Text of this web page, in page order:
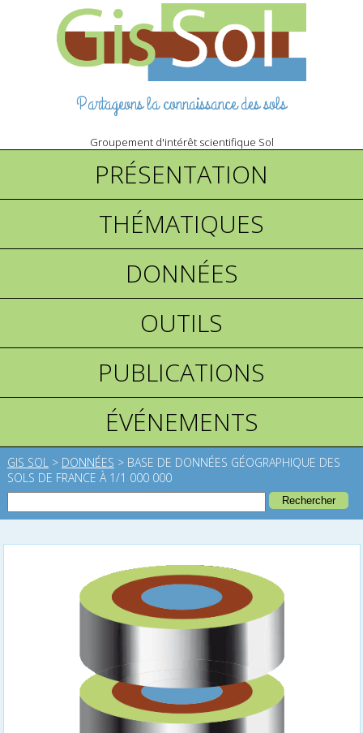
Partageons la connaissance des sols
Groupement d'intérêt scientifique Sol
PRÉSENTATION
THÉMATIQUES
DONNÉES
OUTILS
PUBLICATIONS
ÉVÉNEMENTS
GIS SOL > DONNÉES > BASE DE DONNÉES GÉOGRAPHIQUE DES
SOLS DE FRANCE À 1/1 000 000